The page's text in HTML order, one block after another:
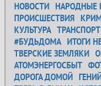
НОВОСТИ НАРОДНЫЕ
ПРОИСШЕСТВИЯ
КУЛЬТУРА ТРАНСПОРТ
#БУДЬДОМА ИТОГИ
ТВЕРСКИЕ ЗЕМЛЯКИ
АТОМЭНЕРГОСБЫТ
ДОРОГА ДОМОЙ